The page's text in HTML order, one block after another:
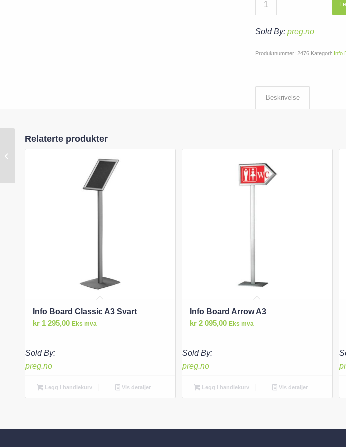
Sold By: preg.no
Produktnummer: 2476 Kategori: Info
Beskrivelse
Relaterte produkter
Info Board Classic A3 Svart
kr 1 295,00 Eks mva
Sold By:
preg.no
Legg i handlekurv Vis detaljer
Info Board Arrow A3
kr 2 095,00 Eks mva
Sold By:
preg.no
Legg i handlekurv Vis detaljer